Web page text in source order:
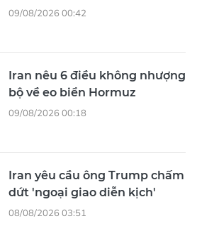
09/08/2026 00:42
Iran nêu 6 điều không nhượng
bộ về eo biển Hormuz
09/08/2026 00:18
Iran yêu cầu ông Trump chấm
dứt 'ngoại giao diễn kịch'
08/08/2026 03:51